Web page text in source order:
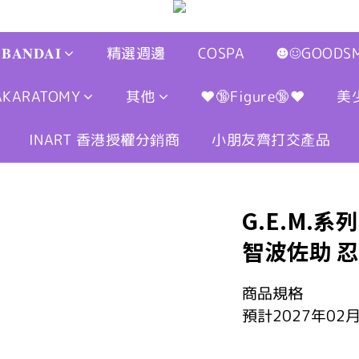
𝐁𝐀𝐍𝐃𝐀𝐈 精選週邊 COSPA
其他 ❤🔞Figure🔞❤ 美
INART 香港授權分銷商 小朋友齊打交產品
G.E.M.系
智波佐助
商品規格
預計2027年02